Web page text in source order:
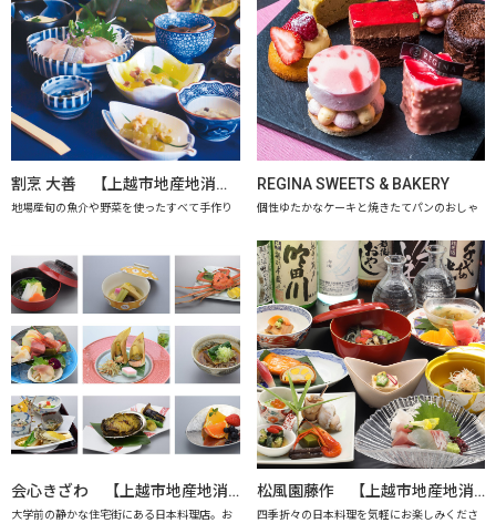
割烹 大善 【上越市地産地消推進の店認定店】
地場産旬の魚介や野菜を使ったすべて手作り
REGINA SWEETS & BAKERY
個性ゆたかなケーキと焼きたてパンのおしゃ
会心きざわ 【上越市地産地消の店認定店】
大学前の静かな住宅街にある日本料理店。お
松風園藤作 【上越市地産地消の店認定店】
四季折々の日本料理を気軽にお楽しみくださ